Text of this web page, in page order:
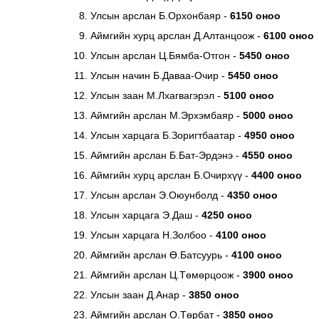
Улсын арслан Б.Орхонбаяр - 6150 оноо
Аймгийн хурц арслан Д.Алтанцоож - 6100 оноо
Улсын арслан Ц.Бямба-Отгон - 5450 оноо
Улсын начин Б.Даваа-Очир - 5450 оноо
Улсын заан М.Лхагвагэрэл - 5100 оноо
Аймгийн арслан М.Эрхэмбаяр - 5000 оноо
Улсын харцага Б.Зоригтбаатар - 4950 оноо
Аймгийн арслан Б.Бат-Эрдэнэ - 4550 оноо
Аймгийн хурц арслан Б.Очирхүү - 4400 оноо
Улсын арслан Э.Оюунболд - 4350 оноо
Улсын харцага Э.Даш - 4250 оноо
Улсын харцага Н.Золбоо - 4100 оноо
Аймгийн арслан Ө.Батсуурь - 4100 оноо
Аймгийн арслан Ц.Төмөрцоож - 3900 оноо
Улсын заан Д.Анар - 3850 оноо
Аймгийн арслан О.Төрбат - 3850 оноо